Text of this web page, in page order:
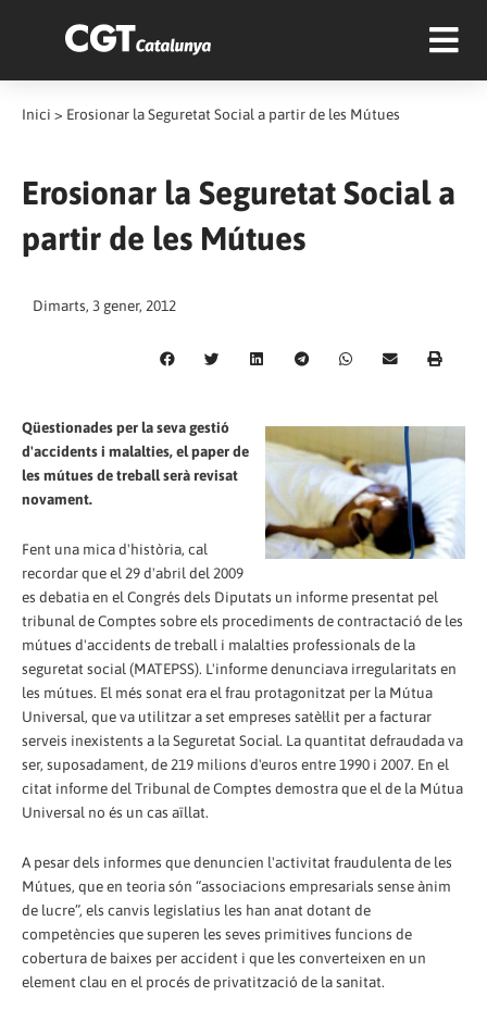
Inici > Erosionar la Seguretat Social a partir de les Mútues
Erosionar la Seguretat Social a
partir de les Mútues
Dimarts, 3 gener, 2012
Qüestionades per la seva gestió
d'accidents i malalties, el paper de
les mútues de treball serà revisat
novament.
Fent una mica d'història, cal
recordar que el 29 d'abril del 2009
es debatia en el Congrés dels Diputats un informe presentat pel
tribunal de Comptes sobre els procediments de contractació de les
mútues d'accidents de treball i malalties professionals de la
seguretat social (MATEPSS). L'informe denunciava irregularitats en
les mútues. El més sonat era el frau protagonitzat per la Mútua
Universal, que va utilitzar a set empreses satèl·lit per a facturar
serveis inexistents a la Seguretat Social. La quantitat defraudada va
ser, suposadament, de 219 milions d'euros entre 1990 i 2007. En el
citat informe del Tribunal de Comptes demostra que el de la Mútua
Universal no és un cas aïllat.
A pesar dels informes que denuncien l'activitat fraudulenta de les
Mútues, que en teoria són “associacions empresarials sense ànim
de lucre”, els canvis legislatius les han anat dotant de
competències que superen les seves primitives funcions de
cobertura de baixes per accident i que les converteixen en un
element clau en el procés de privatització de la sanitat.